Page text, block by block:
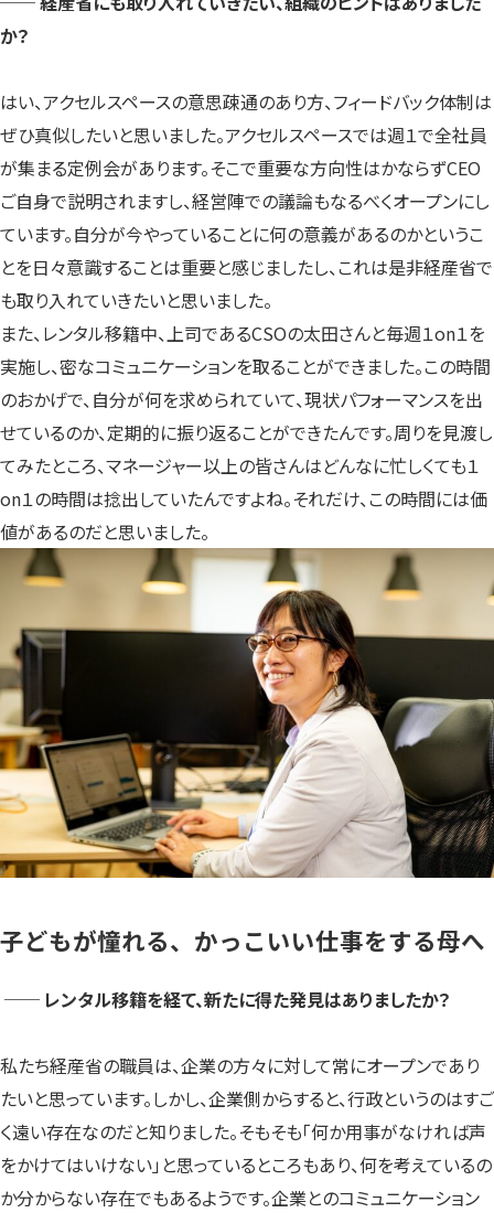
か？
はい、アクセルスペースの意思疎通のあり方、フィードバック体制は
ぜひ真似したいと思いました。アクセルスペースでは週１で全社員
が集まる定例会があります。そこで重要な方向性はかならずCEO
ご自身で説明されますし、経営陣での議論もなるべくオープンにし
ています。自分が今やっていることに何の意義があるのかというこ
とを日々意識することは重要と感じましたし、これは是非経産省で
も取り入れていきたいと思いました。
また、レンタル移籍中、上司であるCSOの太田さんと毎週１on１を
実施し、密なコミュニケーションを取ることができました。この時間
のおかげで、自分が何を求められていて、現状パフォーマンスを出
せているのか、定期的に振り返ることができたんです。周りを見渡し
てみたところ、マネージャー以上の皆さんはどんなに忙しくても１
on１の時間は捻出していたんですよね。それだけ、この時間には価
値があるのだと思いました。
子どもが憧れる、かっこいい仕事をする母へ
── レンタル移籍を経て、新たに得た発見はありましたか？
私たち経産省の職員は、企業の方々に対して常にオープンであり
たいと思っています。しかし、企業側からすると、行政というのはすご
く遠い存在なのだと知りました。そもそも「何か用事がなければ声
をかけてはいけない」と思っているところもあり、何を考えているの
か分からない存在でもあるようです。企業とのコミュニケーション